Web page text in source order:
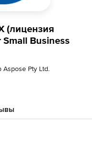
(лицензия
Small Business
Aspose Pty Ltd.